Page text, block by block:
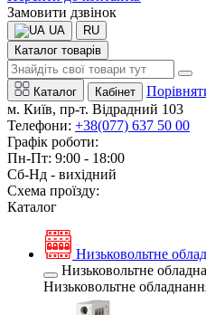
Замовити дзвінок
UA
RU
Каталог товарів
Каталог Кабінет
м. Київ, пр-т. Відрадний 103
Телефони: +38(077) 637 50 00
Графік роботи:
Пн-Пт: 9:00 - 18:00
Сб-Нд - вихідний
Схема проїзду:
Каталог
Низьковольтне
Низьковольтне
Низьковольтне